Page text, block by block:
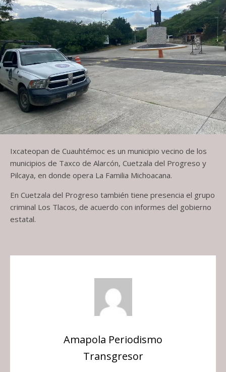
Ixcateopan de Cuauhtémoc es un municipio vecino de los
municipios de Taxco de Alarcón, Cuetzala del Progreso y
Pilcaya, en donde opera La Familia Michoacana.
En Cuetzala del Progreso también tiene presencia el grupo
criminal Los Tlacos, de acuerdo con informes del gobierno
estatal.
Amapola Periodismo
Transgresor